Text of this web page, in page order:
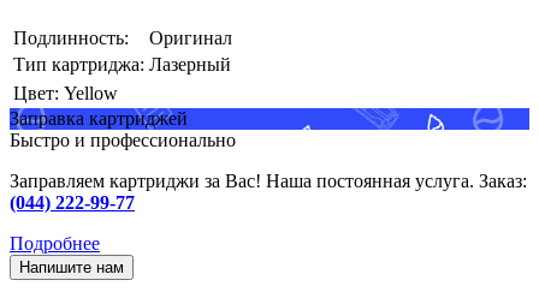
Подлинность:
Оригинал
Тип картриджа: Лазерный
Цвет: Yellow
Заправка картриджей
Быстро и профессионально
Заправляем картриджи за Вас! Наша постоянная услуга. Заказ:
(044) 222-99-77
Подробнее
Напишите нам